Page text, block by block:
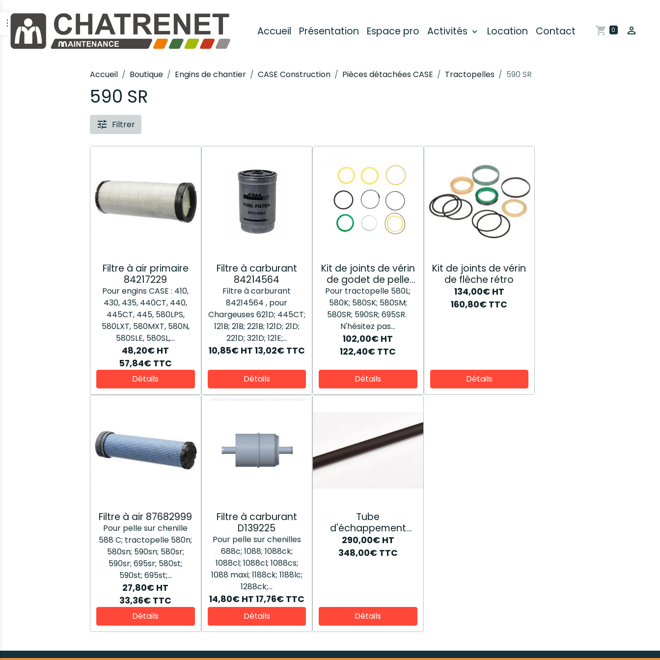
Accueil Présentation Espace pro Activités Location Contact 0
Accueil Boutique Engins de chantier CASE Construction Pièces détachées CASE Tractopelles 590 SR
590 SR
Filtrer
Filtre à air primaire
84217229
Pour engins CASE : 410,
430, 435, 440CT, 440,
445CT, 445, 580LPS,
580LXT, 580MXT, 580N,
580SLE, 580SL,...
48,20€ HT
57,84€ TTC
Détails
Filtre à carburant
84214564
Filtre à carburant
84214564 , pour
Chargeuses 621D; 445CT;
121B; 21B; 221B; 121D; 21D;
221D; 321D; 121E;...
10,85€ HT 13,02€ TTC
Détails
Kit de joints de vérin
de godet de pelle
1542923C2
Pour tractopelle 580L;
580K; 580SK; 580SM;
580SR; 590SR; 695SR.
N'hésitez pas...
102,00€ HT
122,40€ TTC
Détails
Kit de joints de vérin
de flèche rétro
134,00€ HT
160,80€ TTC
Détails
Filtre à air 87682999
Pour pelle sur chenille
588 C; tractopelle 580n;
580sn; 590sn; 580sr;
590sr; 695sr; 580st;
590st; 695st;...
27,80€ HT
33,36€ TTC
Détails
Filtre à carburant
D139225
Pour pelle sur chenilles
688c; 1088; 1088ck;
1088cl; 1088cl; 1088cs;
1088 maxi; 1188ck; 1188lc;
1288ck;...
14,80€ HT 17,76€ TTC
Détails
Tube
d'échappement
84335271
290,00€ HT
348,00€ TTC
Détails